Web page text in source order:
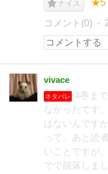
ナイス ★5
コメント(0)
vivace
ネタバレ
4巻ま
なかったです
はないんです
って。あと読
いことですが
でで脱落しま